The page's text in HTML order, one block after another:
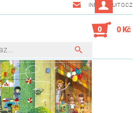
INFO@EDUITO.CZ
0 0 Kč